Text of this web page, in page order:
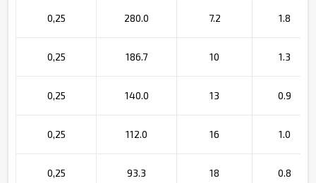
0,25 280.0 7.2 1.8
0,25 186.7 10 1.3
0,25 140.0 13 0.9
0,25 112.0 16 1.0
0,25 93.3 18 0.8